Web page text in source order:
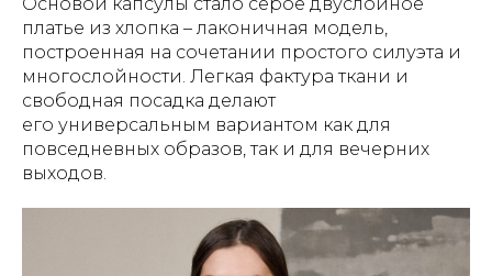
платье из хлопка – лаконичная модель,
построенная на сочетании простого силуэта и
многослойности. Легкая фактура ткани и
свободная посадка делают
его универсальным вариантом как для
повседневных образов, так и для вечерних
выходов.